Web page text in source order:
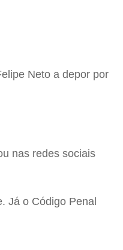
Neto a depor por
nas redes sociais
Já o Código Penal